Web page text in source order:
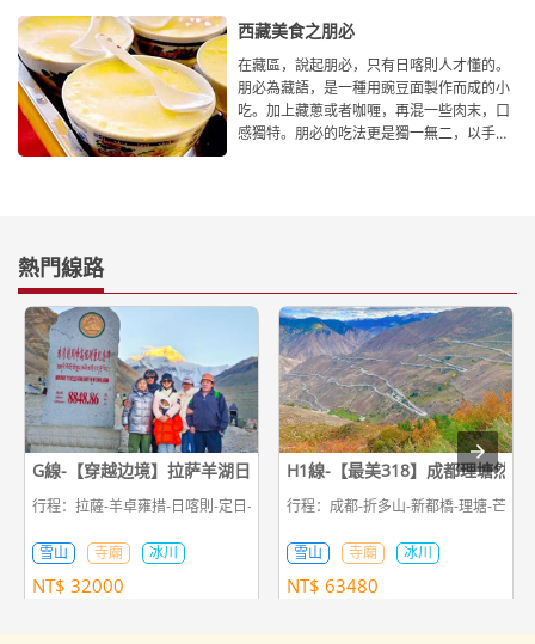
西藏美食之朋必
在藏區，說起朋必，只有日喀則人才懂的。
朋必為藏語，是一種用豌豆面製作而成的小
吃。加上藏蔥或者咖喱，再混一些肉末，口
感獨特。朋必的吃法更是獨一無二，以手掌
熱門線路
G線-【穿越边境】拉萨羊湖日喀则珠峰吉隆7日游
行程：拉薩-羊卓雍措-日喀則-定日-珠峰-佩枯措-吉隆
雪山 寺廟 冰川
NT$ 32000
H1線-【最美318】成都理塘然烏
行程：成都-折多山-新都橋-理塘-芒康-
雪山 寺廟 冰川
NT$ 63480